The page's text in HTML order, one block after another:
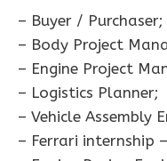
– Buyer / Purchaser;
– Body Project
– Engine Project
– Logistics Planner;
– Vehicle Assembly
– Ferrari internship